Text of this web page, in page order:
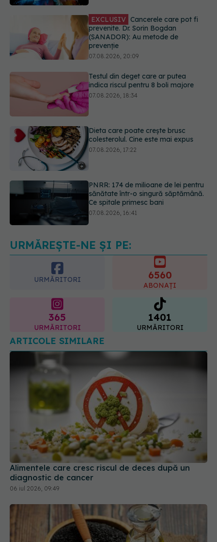
07.08.2026, 20:09
Testul din deget care ar putea
indica riscul pentru 8 boli majore
07.08.2026, 18:34
Dieta care poate crește brusc
PNRR: 174 de milioane de lei pentru
Ce spune culoarea ta preferată
despre vârsta pe care o ai. Care
URMĂREȘTE-NE ȘI PE:
URMĂRITORI 6560
ABONAȚI
365
URMĂRITORI
1401
URMĂRITORI
ARTICOLE SIMILARE
Alimentele care cresc riscul de deces după un
diagnostic de cancer
06 iul 2026, 09:49